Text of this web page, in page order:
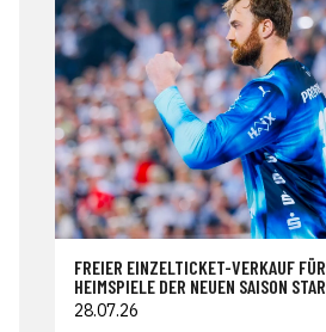
FREIER EINZELTICKET-VERKAUF
HEIMSPIELE DER NEUEN SAISON
28.07.26